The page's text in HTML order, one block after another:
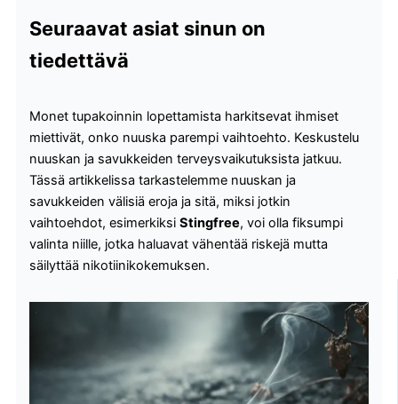
Seuraavat asiat sinun on
tiedettävä
Monet tupakoinnin lopettamista harkitsevat ihmiset
miettivät, onko nuuska parempi vaihtoehto. Keskustelu
nuuskan ja savukkeiden terveysvaikutuksista jatkuu.
Tässä artikkelissa tarkastelemme nuuskan ja
savukkeiden välisiä eroja ja sitä, miksi jotkin
vaihtoehdot, esimerkiksi Stingfree, voi olla fiksumpi
valinta niille, jotka haluavat vähentää riskejä mutta
säilyttää nikotiinikokemuksen.